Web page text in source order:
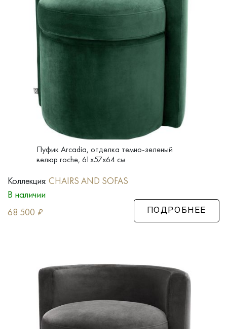
Пуфик Arcadia, отделка темно-зеленый
велюр roche, 61x57x64 см
Коллекция: CHAIRS AND SOFAS
В наличии
68 500 ₽ ПОДРОБНЕЕ